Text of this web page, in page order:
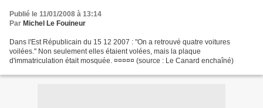
Publié le 11/01/2008 à 13:14
Par Michel Le Fouineur
Dans l'Est Républicain du 15 12 2007 : "On a retrouvé quatre voitures
voilées." Non seulement elles étaient volées, mais la plaque
d'immatriculation était mosquée. ¤¤¤¤¤ (source : Le Canard enchaîné)